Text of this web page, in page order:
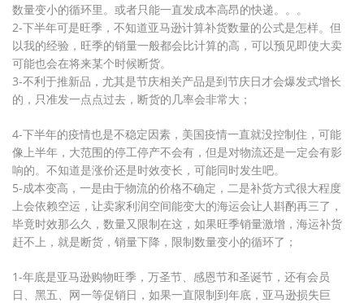
数量变小的循环里。或者只能一直发成本高昂的快递。。。
2-下半年可是旺季，不知道亚马逊计算补货数量的公式是怎样。但
以我的经验，旺季的销量一般都会比计算的高，可以预见即使大卖
可能也会在将来某个时候断货。
3-不利于推新品，尤其是节庆相关产品是到节庆日才会爆发式增长
的，只准发一点点过去，断货的几率会非常大；
4-下半年的疫情也是不稳定因素，美国疫情一直就没控制住，可能
像上半年，大范围的停工停产不会有，但是对物流还是一定会有影
响的。不知道是涨价还是时效变长，可能同时发生吧。
5-成本变高，一是由于物流的价格不确定，二是补货方式很大程度
上会依赖空运，让卖家利润空间能变大的海运会让人斟酌再三了，
毕竟时效那么久，数量又限制在这，如果旺季销量激增，海运补货
赶不上，就是断货，销量下降，限制数量变小的循环了；
1-年底是亚马逊购物旺季，万圣节、感恩节和圣诞节，还有会员
日、黑五、网一等促销日，如果一直限制到年底，亚马逊损失巨